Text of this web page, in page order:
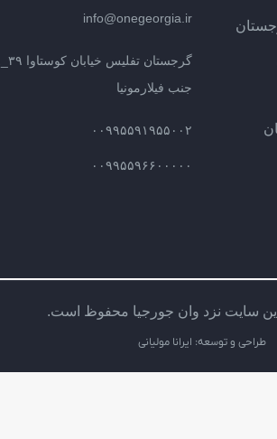
info@onegeorgia.ir
جنب فیلارمونیا
۰۰۹۹۵۵۹۱۹۵۵۰۰۲
۰۰۹۹۵۵۹۶۶۰۰۰۰۰
سایت نزد وان جورجیا محفوظ است.
طراحی و توسعه: ایرانا مولیانی